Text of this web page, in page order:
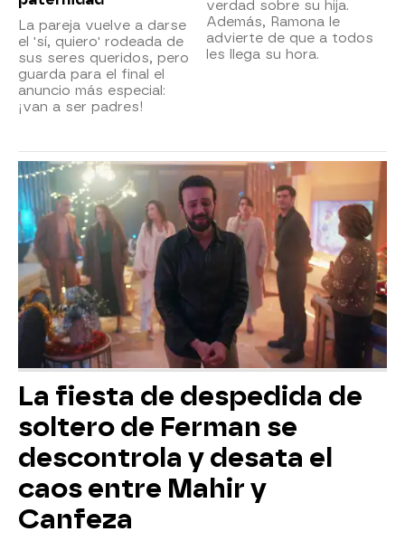
La pareja vuelve a darse
el 'sí, quiero' rodeada de
sus seres queridos, pero
guarda para el final el
anuncio más especial:
¡van a ser padres!
verdad sobre su hija.
Además, Ramona le
advierte de que a todos
les llega su hora.
La fiesta de despedida de
soltero de Ferman se
descontrola y desata el
caos entre Mahir y
Canfeza